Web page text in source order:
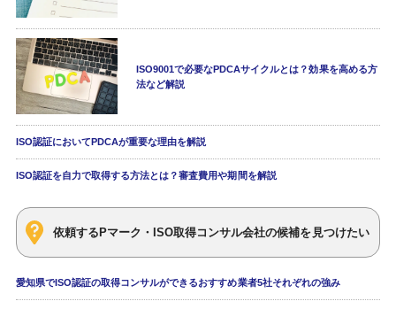
ISO9001で必要なPDCAサイクルとは？効果を高める方
法など解説
ISO認証においてPDCAが重要な理由を解説
ISO認証を自力で取得する方法とは？審査費用や期間を解説
依頼するPマーク・ISO取得コンサル会社の候補を見つけたい
愛知県でISO認証の取得コンサルができるおすすめ業者5社それぞれの強み